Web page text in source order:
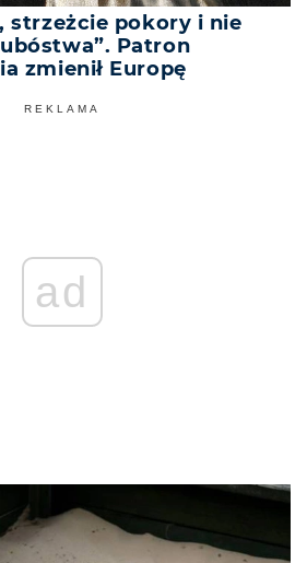
strzeżcie pokory i nie
Patron
zmienił Europę
REKLAMA
ad